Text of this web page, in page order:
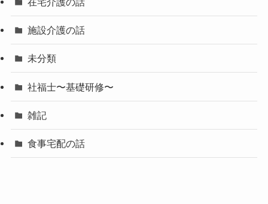
施設介護の話
未分類
社福士〜基礎研修〜
雑記
食事宅配の話